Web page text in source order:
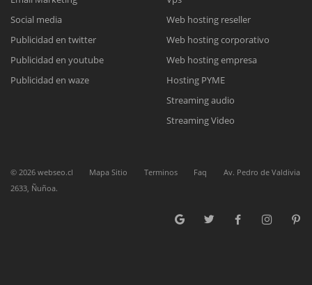
Reunión online
Nuestros ejecutivos le enviarán un correo electrónico con el enlace a
Meet para la reunión online.
Cotización
Complete el formulario y nos contactaremos a la brevedad.
Chat Online
para enviarnos un correo electrónico con sus datos personales.
Social media
Publicidad en twitter
Publicidad en youtube
Publicidad en waze
Web hosting reseller
Web hosting corporativo
Web hosting empresa
Hosting PYME
Streaming audio
Streaming Video
© 2026 webseo.cl Mapa Sitio Terminos Faq
Av. Pedro de Valdivia
2633, Ñuñoa.